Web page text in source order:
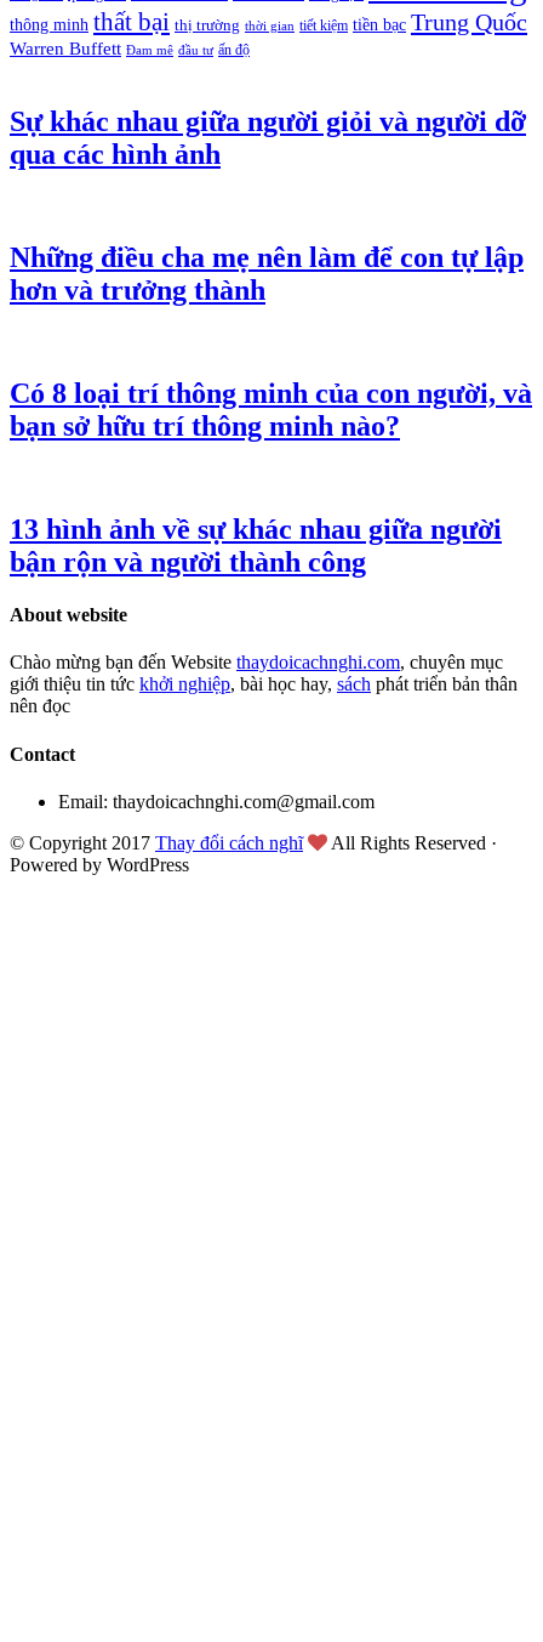
thông minh thất bại thị trường thời gian tiết kiệm tiền bạc Trung Quốc
Warren Buffett Đam mê đầu tư ấn độ
Sự khác nhau giữa người giỏi và người dỡ
qua các hình ảnh
Những điều cha mẹ nên làm để con tự lập
hơn và trưởng thành
Có 8 loại trí thông minh của con người, và
bạn sở hữu trí thông minh nào?
13 hình ảnh về sự khác nhau giữa người
bận rộn và người thành công
About website
Chào mừng bạn đến Website thaydoicachnghi.com, chuyên mục
giới thiệu tin tức khởi nghiệp, bài học hay, sách phát triển bản thân
nên đọc
Contact
Email: thaydoicachnghi.com@gmail.com
© Copyright 2017 Thay đổi cách nghĩ
All Rights Reserved ·
Powered by WordPress